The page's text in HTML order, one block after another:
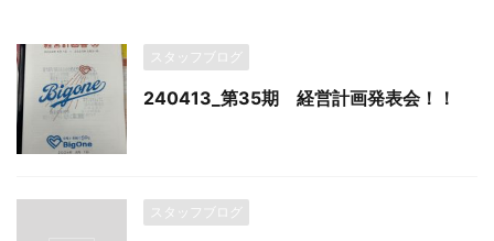
スタッフブログ
240413_第35期 経営計画発表会！！
スタッフブログ